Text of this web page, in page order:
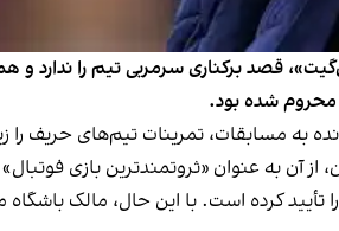
قصد برکناری سرمربی تیم را ندارد و
محروم شده بود.
ساوتهمپتون ماه گذشته پس از آن‌که پذیرفت اعضای این باشگاه در فاصله ۷۲ ساعت مانده به مسابقات،
آن به عنوان «ثروتمندترین بازی
کرده است. با این حال، مالک